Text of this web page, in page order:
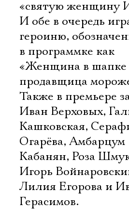
«святую женщину
И обе в очередь
героиню,
в программке как
«Женщина в шапке
продавщица
Также в премьере
Иван Верховых,
Кашковская,
Огарёва, Амбарцум
Кабанян, Роза
Игорь
Лилия Егорова и
Герасимов.